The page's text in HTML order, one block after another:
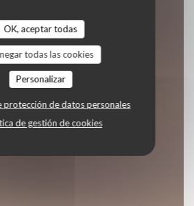
OK, aceptar todas
todas las cookies
Personalizar
protección de datos personales
de gestión de cookies